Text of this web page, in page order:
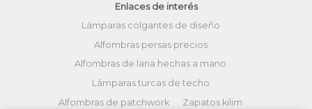
Enlaces de interés
Lámparas colgantes de diseño
Alfombras persas precios
Alfombras de lana hechas a mano
Lámparas turcas de techo
Alfombras de patchwork
Zapatos kilim